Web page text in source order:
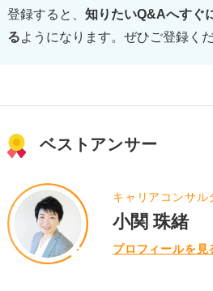
登録すると、 知りたいQ&Aへすぐ
るようになります。ぜひご登録くだ
ベストアンサー
キャリアコンサル
小関 珠緒
プロフィールを見